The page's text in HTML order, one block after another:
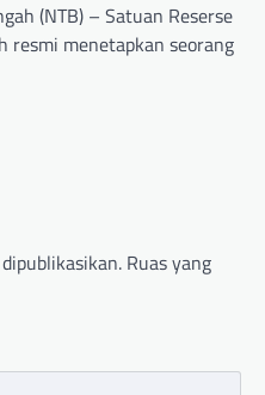
(NTB) – Satuan Reserse
resmi menetapkan seorang
Ruas yang